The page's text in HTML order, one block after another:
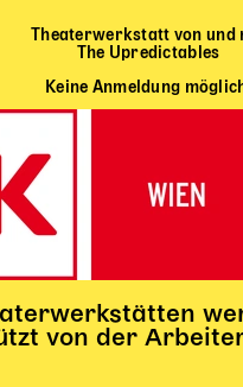
Theaterwerkstatt von und
The Upredictables
Keine Anmeldung
von der